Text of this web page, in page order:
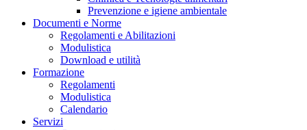
Prevenzione e igiene ambientale
Documenti e Norme
Regolamenti e Abilitazioni
Modulistica
Download e utilità
Formazione
Regolamenti
Modulistica
Calendario
Servizi